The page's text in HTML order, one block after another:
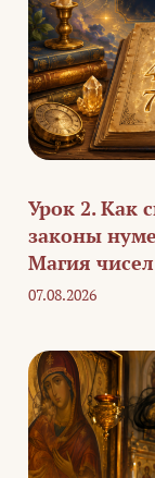
Урок 2. Как
законы
Магия чисел
07.08.2026